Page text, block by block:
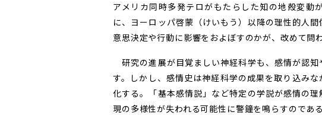
アメリカ同時多発テロがもたらした知の地殻変動
に、ヨーロッパ啓蒙（けいもう）以降の理性的人
意思決定や行動に影響をおよぼすのかが、改めて問
研究の進展が目覚ましい神経科学も、感情が認
す。しかし、感情史は神経科学の成果を取り込み
化する。「基本感情説」など特定の学説が感情の
現の多様性が失われる可能性に警鐘を鳴らすのである